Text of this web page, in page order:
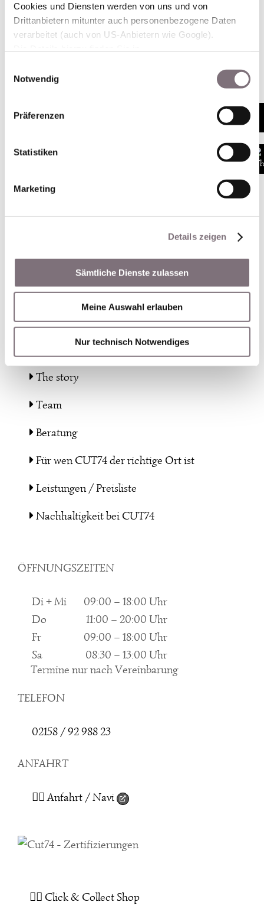
Cookies und Diensten werden von uns und von
Drittanbietern mitunter auch personenbezogene Daten
verarbeitet (auch von US-Anbietern wie Google).
Sie können Ihre jeweilige Einwilligung jederzeit durch
Klick auf das Consent-Widget links unten widerrufen.
Notwendig
Präferenzen
Statistiken
Marketing
Details zeigen
Sämtliche Dienste zulassen
Meine Auswahl erlauben
Nur technisch Notwendiges
undzudirpasst.
Hier Beratungsterminbuchen
The story
Team
Beratung
Für wen CUT74 der richtige Ort ist
Leistungen / Preisliste
Nachhaltigkeit bei CUT74
ÖFFNUNGSZEITEN
Di + Mi
09:00 – 18:00 Uhr
Do
11:00 – 20:00 Uhr
Fr
09:00 – 18:00 Uhr
Sa
08:30 – 13:00 Uhr
Termine nur nach Vereinbarung
TELEFON
02158 / 92 988 23
ANFAHRT
👉🏻 Anfahrt / Navi
👉🏻 Click & Collect Shop